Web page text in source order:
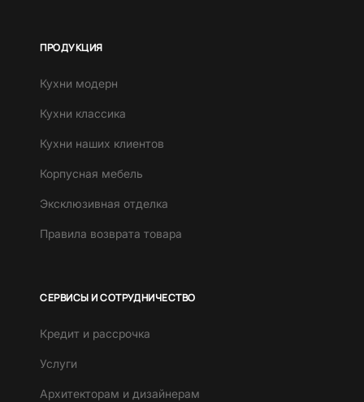
ПРОДУКЦИЯ
Кухни модерн
Кухни классика
Кухни наших клиентов
Корпусная мебель
Эксклюзивная отделка
Правила возврата товара
СЕРВИСЫ И СОТРУДНИЧЕСТВО
Кредит и рассрочка
Услуги
Архитекторам и дизайнерам